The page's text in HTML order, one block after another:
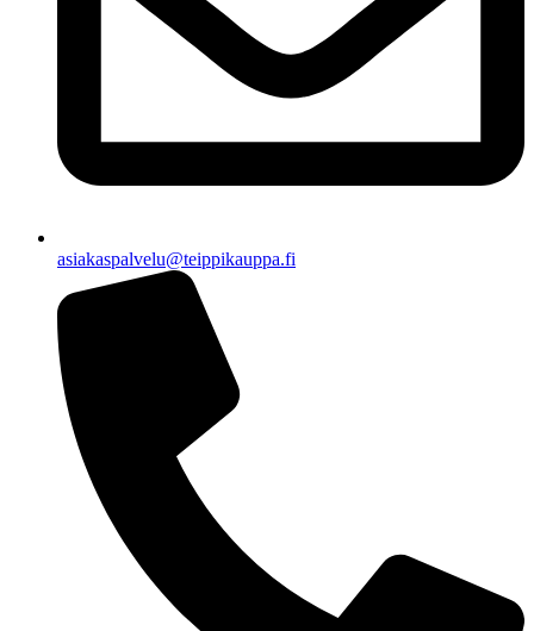
asiakaspalvelu@teippikauppa.fi